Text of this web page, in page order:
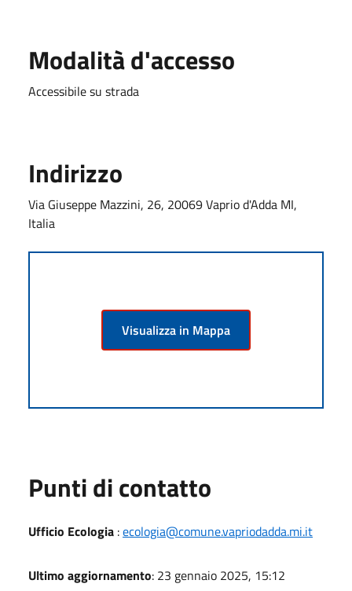
Modalità d'accesso
Accessibile su strada
Indirizzo
Via Giuseppe Mazzini, 26, 20069 Vaprio d'Adda MI,
Italia
Visualizza in Mappa
Punti di contatto
Ufficio Ecologia :ecologia@comune.vapriodadda.mi.it
Ultimo aggiornamento: 23 gennaio 2025, 15:12